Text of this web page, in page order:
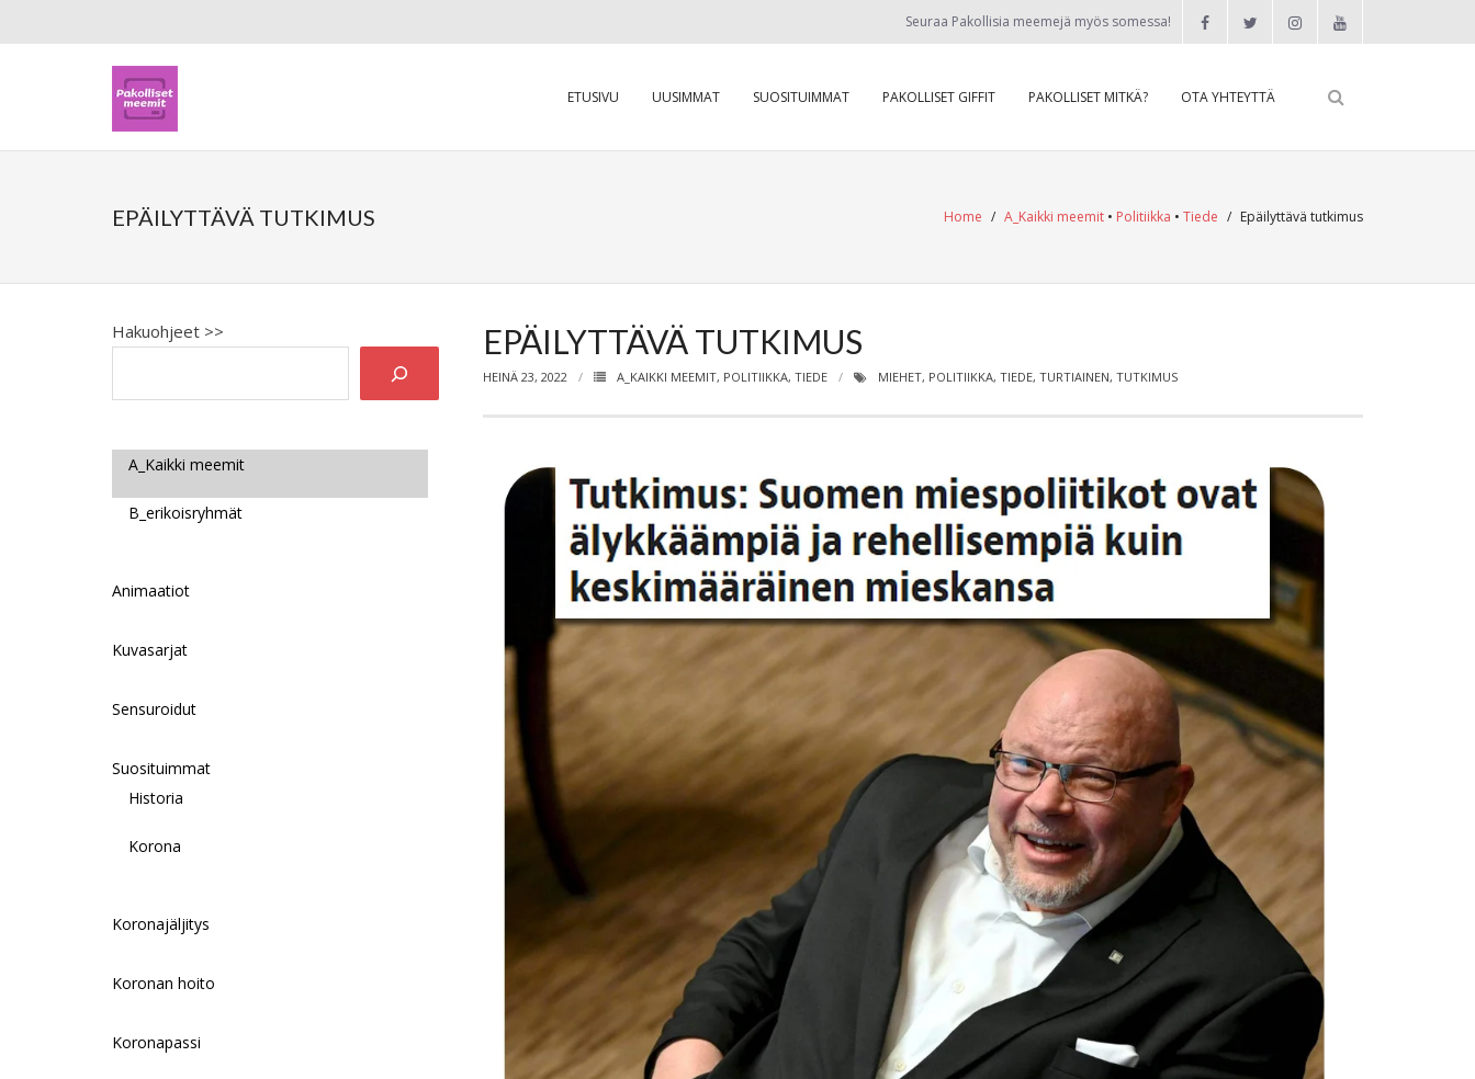
Seuraa Pakollisia meemejä myös somessa!
ETUSIVU UUSIMMAT SUOSITUIMMAT PAKOLLISET GIFFIT PAKOLLISET MITKÄ? OTA YHTEYTTÄ
EPÄILYTTÄVÄ TUTKIMUS Home / A_Kaikki meemit • Politiikka • Tiede / Epäilyttävä tutkimus
EPÄILYTTÄVÄ TUTKIMUS
HEINÄ 23, 2022 A_KAIKKI MEEMIT, POLITIIKKA, TIEDE MIEHET, POLITIIKKA, TIEDE, TURTIAINEN, TUTKIMUS
Hakuohjeet >>
A_Kaikki meemit
B_erikoisryhmät
Animaatiot
Kuvasarjat
Sensuroidut
Suosituimmat
Historia
Korona
Koronajäljitys
Koronan hoito
Koronapassi